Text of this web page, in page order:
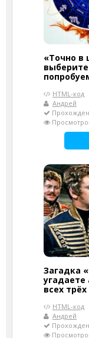
«Точно в
HTML-код
Андрей
Загадка
угадаете
всех
HTML-код
Андрей